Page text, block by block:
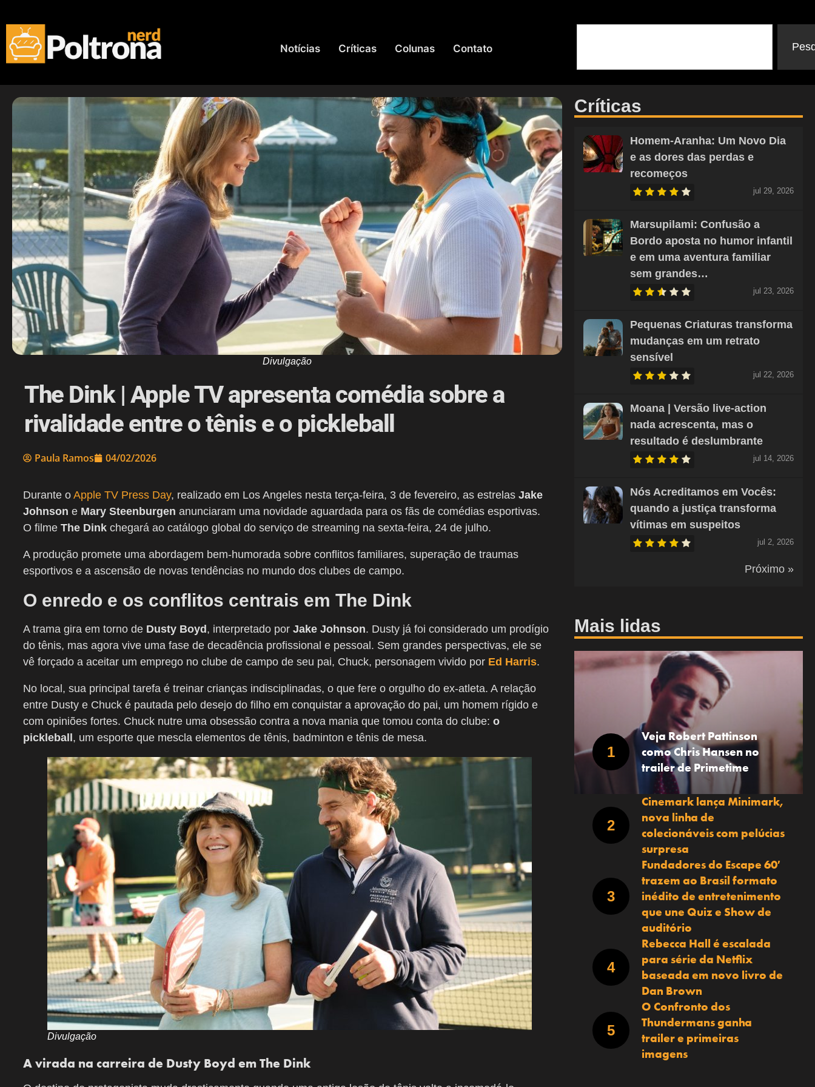
Notícias Críticas Colunas Contato
Divulgação
The Dink | Apple TV apresenta comédia sobre a
rivalidade entre o tênis e o pickleball
Paula Ramos 04/02/2026
Durante o Apple TV Press Day, realizado em Los Angeles nesta terça-feira, 3 de fevereiro, as estrelas Jake
Johnson e Mary Steenburgen anunciaram uma novidade aguardada para os fãs de comédias esportivas.
O filme The Dink chegará ao catálogo global do serviço de streaming na sexta-feira, 24 de julho.
A produção promete uma abordagem bem-humorada sobre conflitos familiares, superação de traumas
esportivos e a ascensão de novas tendências no mundo dos clubes de campo.
O enredo e os conflitos centrais em The Dink
A trama gira em torno de Dusty Boyd , interpretado por Jake Johnson. Dusty já foi considerado um prodígio
do tênis, mas agora vive uma fase de decadência profissional e pessoal. Sem grandes perspectivas, ele se
vê forçado a aceitar um emprego no clube de campo de seu pai, Chuck, personagem vivido por Ed Harris.
No local, sua principal tarefa é treinar crianças indisciplinadas, o que fere o orgulho do ex-atleta. A relação
entre Dusty e Chuck é pautada pelo desejo do filho em conquistar a aprovação do pai, um homem rígido e
com opiniões fortes. Chuck nutre uma obsessão contra a nova mania que tomou conta do clube: o
pickleball , um esporte que mescla elementos de tênis, badminton e tênis de mesa.
Divulgação
A virada na carreira de Dusty Boyd em The Dink
Críticas
Homem-Aranha: Um Novo Dia
e as dores das perdas e
recomeços
jul 29, 2026
Marsupilami: Confusão a
Bordo aposta no humor infantil
e em uma aventura familiar
sem grandes…
jul 23, 2026
Pequenas Criaturas transforma
mudanças em um retrato
sensível
jul 22, 2026
Moana | Versão live-action
nada acrescenta, mas o
resultado é deslumbrante
jul 14, 2026
Nós Acreditamos em Vocês:
quando a justiça transforma
vítimas em suspeitos
jul 2, 2026
Próximo »
Mais lidas
Veja Robert Pattinson
como Chris Hansen no
trailer de Primetime
Cinemark lança Minimark,
nova linha de
colecionáveis com pelúcias
surpresa
Fundadores do Escape 60′
trazem ao Brasil formato
inédito de entretenimento
que une Quiz e Show de
auditório
Rebecca Hall é escalada
para série da Netflix
baseada em novo livro de
Dan Brown
O Confronto dos
Thundermans ganha
trailer e primeiras
imagens